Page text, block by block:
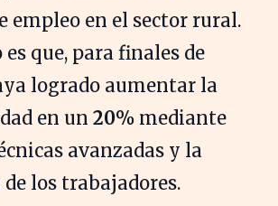
empleo en el sector rural.
que, para finales de
logrado aumentar la
en un 20% mediante
avanzadas y la
los trabajadores.